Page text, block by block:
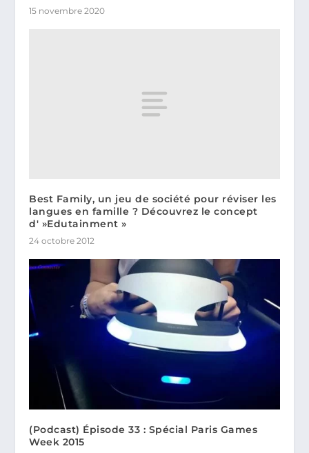
15 novembre 2020
Best Family, un jeu de société pour réviser les
langues en famille ? Découvrez le concept
d' »Edutainment »
24 octobre 2012
(Podcast) Épisode 33 : Spécial Paris Games
Week 2015